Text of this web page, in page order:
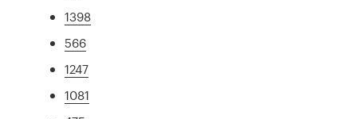
1398
566
1247
1081